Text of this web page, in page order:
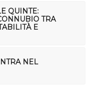
QUINTE:
TRA
E
NEL